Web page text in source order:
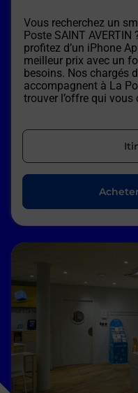
Vous recherchez un
Poste SAINT AVERTIN
profitez d’un iPhone
meilleur prix avec un
besoins. Nos chargés
accompagnent à La
trouver l’offre qui